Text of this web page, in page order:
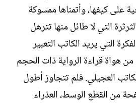
على كيفها، وأتمناها ممسوكة
التي لا طائل منها تترهل
التي يريد الكاتب التعبير
هواة قراءة الرواية ذات الحجم
العجيلي. فلم تتجاوز أطول
عنده الـ250 صفحة من القطع الوسط، العذراء